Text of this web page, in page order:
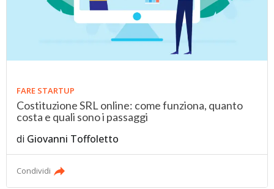
FARE STARTUP
Costituzione SRL online: come funziona, quanto
costa e quali sono i passaggi
di Giovanni Toffoletto
Condividi